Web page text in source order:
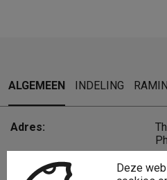
ALGEMEEN INDELING
Adres:
Referentie:
Deze